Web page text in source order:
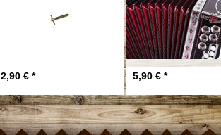
2,90 € * 5,90 € *